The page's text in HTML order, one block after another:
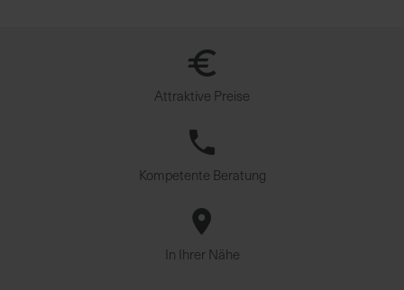
Attraktive Preise
Kompetente Beratung
In Ihrer Nähe